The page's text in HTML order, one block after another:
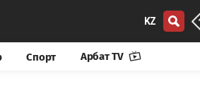
KZ
Спорт Арбат TV